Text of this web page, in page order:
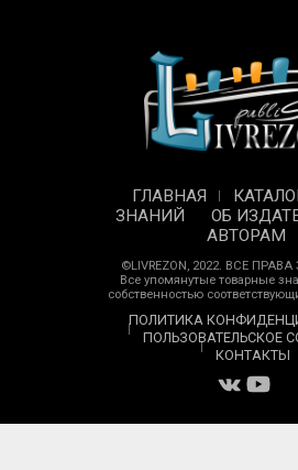
ГЛАВНАЯ
ЗНАНИЙ
ОБ
АВТОРАМ
©LIVREZON, 2022. ВСЕ
Все упомянутые товарные
собственностью
ПОЛИТИКА
ПОЛЬЗОВАТЕЛЬСКОЕ
КОНТАКТЫ